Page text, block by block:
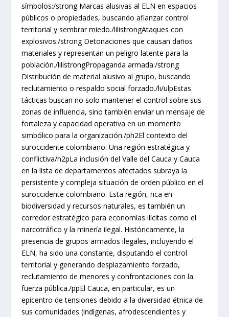
símbolos:/strong Marcas alusivas al ELN en espacios
públicos o propiedades, buscando afianzar control
territorial y sembrar miedo./lilistrongAtaques con
explosivos:/strong Detonaciones que causan daños
materiales y representan un peligro latente para la
población./lilistrongPropaganda armada:/strong
Distribución de material alusivo al grupo, buscando
reclutamiento o respaldo social forzado./li/ulpEstas
tácticas buscan no solo mantener el control sobre sus
zonas de influencia, sino también enviar un mensaje de
fortaleza y capacidad operativa en un momento
simbólico para la organización./ph2El contexto del
suroccidente colombiano: Una región estratégica y
conflictiva/h2pLa inclusión del Valle del Cauca y Cauca
en la lista de departamentos afectados subraya la
persistente y compleja situación de orden público en el
suroccidente colombiano. Esta región, rica en
biodiversidad y recursos naturales, es también un
corredor estratégico para economías ilícitas como el
narcotráfico y la minería ilegal. Históricamente, la
presencia de grupos armados ilegales, incluyendo el
ELN, ha sido una constante, disputando el control
territorial y generando desplazamiento forzado,
reclutamiento de menores y confrontaciones con la
fuerza pública./ppEl Cauca, en particular, es un
epicentro de tensiones debido a la diversidad étnica de
sus comunidades (indígenas, afrodescendientes y